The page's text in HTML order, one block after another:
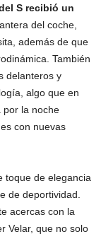
S recibió un
del coche,
además de que
También
delanteros y
algo que en
por la noche
con nuevas
toque de elegancia
de deportividad.
acercas con la
Velar, que no solo